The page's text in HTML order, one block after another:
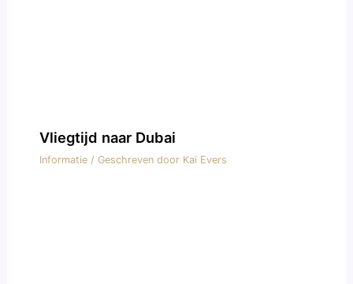
Vliegtijd naar Dubai
Informatie/ Geschreven door Kai Evers